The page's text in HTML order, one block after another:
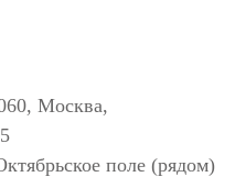
Москва,
поле (рядом)